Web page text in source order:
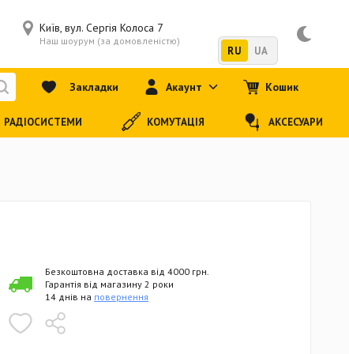
Безкоштовна доставка від 4000 грн.
Гарантія від магазину 2 роки
14 днів на повернення
Київ, вул. Сергія Колоса 7
Наш шоурум (за домовленістю)
RU UA
Закладки Акаунт Кошик
РАДІОСИСТЕМИ КОМУТАЦІЯ АКСЕСУАРИ